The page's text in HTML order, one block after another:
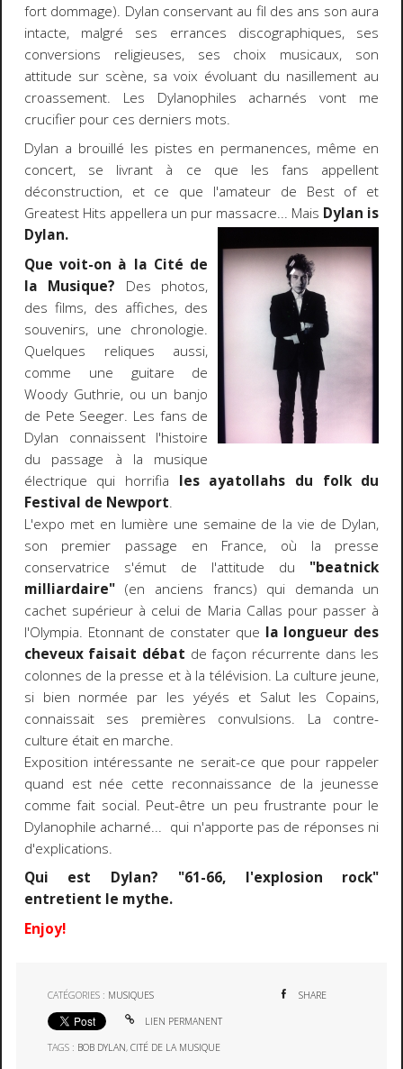
fort dommage). Dylan conservant au fil des ans son aura
intacte, malgré ses errances discographiques, ses
conversions religieuses, ses choix musicaux, son
attitude sur scène, sa voix évoluant du nasillement au
croassement. Les Dylanophiles acharnés vont me
crucifier pour ces derniers mots.
Dylan a brouillé les pistes en permanences, même en
concert, se livrant à ce que les fans appellent
déconstruction, et ce que l'amateur de Best of et
Greatest Hits appellera un pur massacre... Mais Dylan is
Dylan.
Que voit-on à la Cité de
la Musique? Des photos,
des films, des affiches, des
souvenirs, une chronologie.
Quelques reliques aussi,
comme une guitare de
Woody Guthrie, ou un banjo
de Pete Seeger. Les fans de
Dylan connaissent l'histoire
du passage à la musique
électrique qui horrifia les ayatollahs du folk du
Festival de Newport.
L'expo met en lumière une semaine de la vie de Dylan,
son premier passage en France, où la presse
conservatrice s'émut de l'attitude du "beatnick
milliardaire"(en anciens francs) qui demanda un
cachet supérieur à celui de Maria Callas pour passer à
l'Olympia. Etonnant de constater que la longueur des
cheveux faisait débat de façon récurrente dans les
colonnes de la presse et à la télévision. La culture jeune,
si bien normée par les yéyés et Salut les Copains,
connaissait ses premières convulsions. La contre-
culture était en marche.
Exposition intéressante ne serait-ce que pour rappeler
quand est née cette reconnaissance de la jeunesse
comme fait social. Peut-être un peu frustrante pour le
Dylanophile acharné... qui n'apporte pas de réponses ni
d'explications.
Qui est Dylan? "61-66, l'explosion rock"
entretient le mythe.
Enjoy!
CATÉGORIES : MUSIQUES SHARE
LIEN PERMANENT
TAGS : BOB DYLAN,CITÉ DE LA MUSIQUE